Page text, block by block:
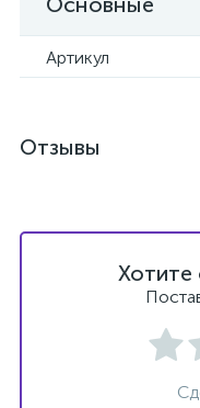
Артикул
Отзывы
Хотите